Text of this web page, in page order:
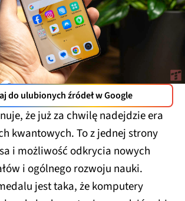
do ulubionych źródeł w Google
że już za chwilę nadejdzie era
kwantowych. To z jednej strony
i możliwość odkrycia nowych
i ogólnego rozwoju nauki.
jest taka, że komputery